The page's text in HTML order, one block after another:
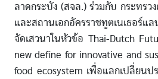
ลาดกระบัง (สจล.) ร่วมกับ กระทรว
และสถานเอกอัครราชทูตเนเธอร์แ
จัดเสวนาในหัวข้อ Thai-Dutch
new define for innovative and
food ecosystem เพื่อแลกเปลี่ยน